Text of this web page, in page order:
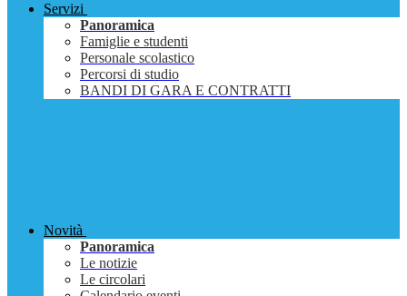
Servizi
Panoramica
Famiglie e studenti
Personale scolastico
Percorsi di studio
BANDI DI GARA E CONTRATTI
Novità
Panoramica
Le notizie
Le circolari